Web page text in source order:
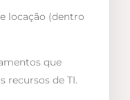
locação (dentro
que
recursos de TI.